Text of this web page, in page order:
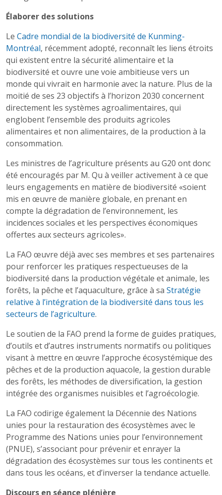
Élaborer des solutions
Le Cadre mondial de la biodiversité de Kunming-
Montréal, récemment adopté, reconnaît les liens étroits
qui existent entre la sécurité alimentaire et la
biodiversité et ouvre une voie ambitieuse vers un
monde qui vivrait en harmonie avec la nature. Plus de la
moitié de ses 23 objectifs à l’horizon 2030 concernent
directement les systèmes agroalimentaires, qui
englobent l’ensemble des produits agricoles
alimentaires et non alimentaires, de la production à la
consommation.
Les ministres de l’agriculture présents au G20 ont donc
été encouragés par M. Qu à veiller activement à ce que
leurs engagements en matière de biodiversité «soient
mis en œuvre de manière globale, en prenant en
compte la dégradation de l’environnement, les
incidences sociales et les perspectives économiques
offertes aux secteurs agricoles».
La FAO œuvre déjà avec ses membres et ses partenaires
pour renforcer les pratiques respectueuses de la
biodiversité dans la production végétale et animale, les
forêts, la pêche et l’aquaculture, grâce à sa Stratégie
relative à l’intégration de la biodiversité dans tous les
secteurs de l’agriculture.
Le soutien de la FAO prend la forme de guides pratiques,
d’outils et d’autres instruments normatifs ou politiques
visant à mettre en œuvre l’approche écosystémique des
pêches et de la production aquacole, la gestion durable
des forêts, les méthodes de diversification, la gestion
intégrée des organismes nuisibles et l’agroécologie.
La FAO codirige également la Décennie des Nations
unies pour la restauration des écosystèmes avec le
Programme des Nations unies pour l’environnement
(PNUE), s’associant pour prévenir et enrayer la
dégradation des écosystèmes sur tous les continents et
dans tous les océans, et d’inverser la tendance actuelle.
Discours en séance plénière